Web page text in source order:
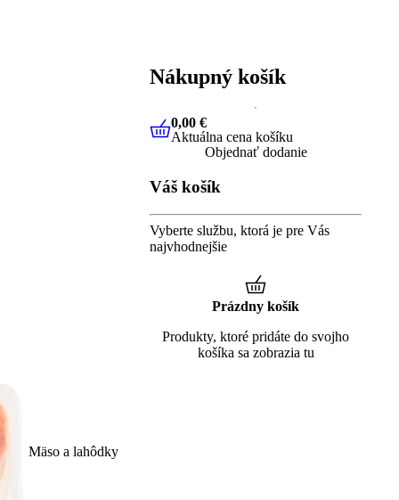
Mäso a lahôdky
Nákupný košík
0,00 €Aktuálna cena košíku
0,00 €
Aktuálna cena košíku
Objednať dodanie
Váš košík
Vyberte službu, ktorá je pre Vás
najvhodnejšie
Prázdny košík
Produkty, ktoré pridáte do svojho
košíka sa zobrazia tu